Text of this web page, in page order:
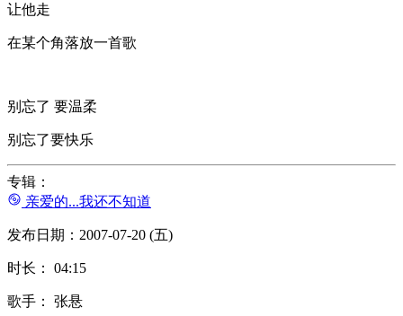
让他走
在某个角落放一首歌
别忘了 要温柔
别忘了要快乐
专辑：
亲爱的...我还不知道
发布日期：2007-07-20 (五)
时长： 04:15
歌手： 张悬